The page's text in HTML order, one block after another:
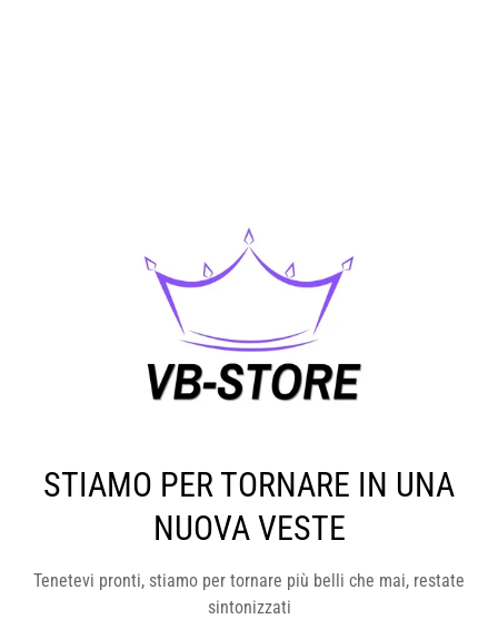
STIAMO PER TORNARE IN UNA
NUOVA VESTE
Tenetevi pronti, stiamo per tornare più belli che mai, restate
sintonizzati